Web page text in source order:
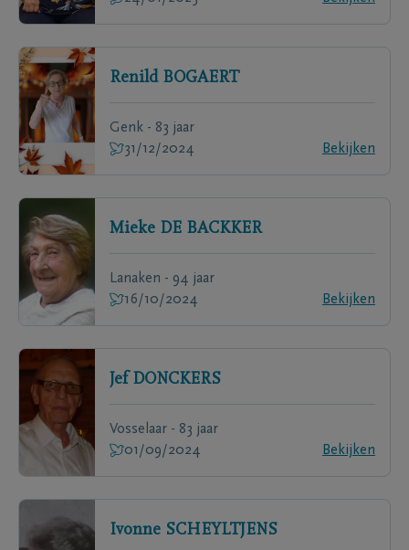
Renild BOGAERT
Genk - 83 jaar
31/12/2024
Bekijken
Mieke DE BACKKER
Lanaken - 94 jaar
16/10/2024
Bekijken
Jef DONCKERS
Vosselaar - 83 jaar
01/09/2024
Bekijken
Ivonne SCHEYLTJENS